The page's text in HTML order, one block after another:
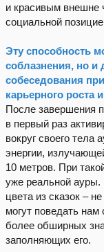
и красивым внешне
социальной
Эту способность
соблазнения, но и
собеседования
карьерного роста
После завершения
в первый раз
вокруг своего тела
энергии,
10 метров. При
уже реальной ауры.
цвета из сказок –
могут поведать нам
более обширных
заполняющих его.